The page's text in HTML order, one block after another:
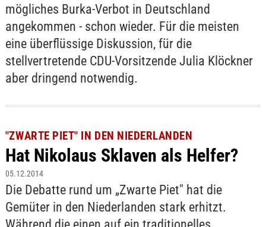
mögliches Burka-Verbot in Deutschland
angekommen - schon wieder. Für die meisten
eine überflüssige Diskussion, für die
stellvertretende CDU-Vorsitzende Julia Klöckner
aber dringend notwendig.
"ZWARTE PIET" IN DEN NIEDERLANDEN
Hat Nikolaus Sklaven als Helfer?
05.12.2014
Die Debatte rund um „Zwarte Piet" hat die
Gemüter in den Niederlanden stark erhitzt.